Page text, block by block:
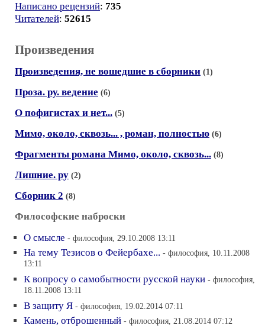
Написано рецензий: 735
Читателей: 52615
Произведения
Произведения, не вошедшие в сборники (1)
Проза. ру. ведение (6)
О пофигистах и нет... (5)
Мимо, около, сквозь... , роман, полностью (6)
Фрагменты романа Мимо, около, сквозь... (8)
Лишние. ру (2)
Сборник 2 (8)
Философские наброски
О смысле - философия, 29.10.2008 13:11
На тему Тезисов о Фейербахе... - философия, 10.11.2008
13:11
К вопросу о самобытности русской науки - философия,
18.11.2008 13:11
В защиту Я - философия, 19.02.2014 07:11
Камень, отброшенный - философия, 21.08.2014 07:12